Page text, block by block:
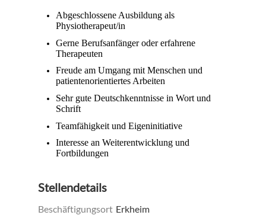
Abgeschlossene Ausbildung als
Physiotherapeut/in
Gerne Berufsanfänger oder erfahrene
Therapeuten
Freude am Umgang mit Menschen und
patientenorientiertes Arbeiten
Sehr gute Deutschkenntnisse in Wort und
Schrift
Teamfähigkeit und Eigeninitiative
Interesse an Weiterentwicklung und
Fortbildungen
Stellendetails
Beschäftigungsort Erkheim